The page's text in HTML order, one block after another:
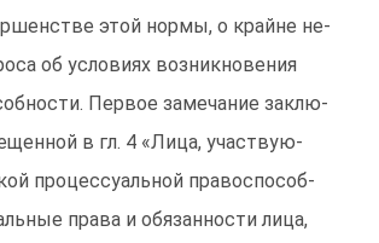
этой нормы, о крайне не-
об условиях возникновения
Первое замечание заклю-
в гл. 4 «Лица, участвую-
процессуальной правоспособ-
права и обязанности лица,